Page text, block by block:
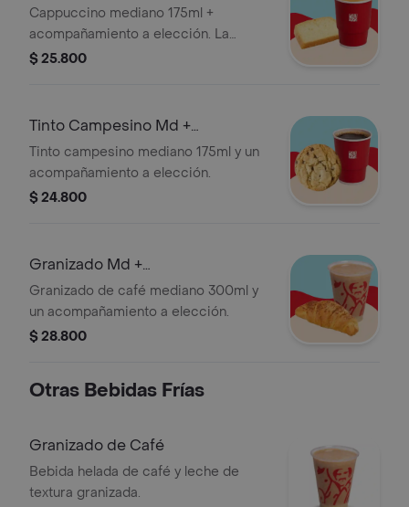
Acompañamiento
Cappuccino mediano 175ml +
acompañamiento a elección. La
presentación de la bebida puede
$ 25.800
Tinto Campesino Md +
Acompañamiento
Tinto campesino mediano 175ml y un
acompañamiento a elección.
$ 24.800
Granizado Md +
Acompañamiento
Granizado de café mediano 300ml y
un acompañamiento a elección.
$ 28.800
Otras Bebidas Frías
Granizado de Café
Bebida helada de café y leche de
textura granizada.